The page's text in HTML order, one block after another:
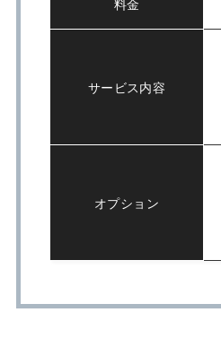
サービス内容
オプション